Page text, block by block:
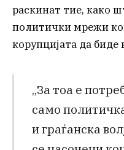
раскинат тие, како
политички мрежи
корупцијата да биде
„За тоа е
само
и граѓанска